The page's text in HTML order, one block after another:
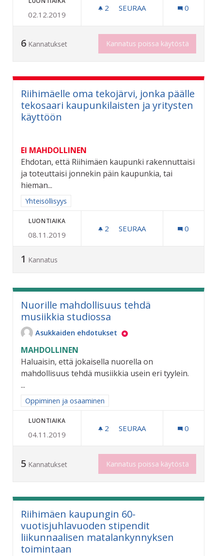
02.12.2019
2 2 SEURAAJAA
SEURAA 0
6 Kannatukset Kannatus poissa käytöstä
Riihimäelle oma tekojärvi, jonka päälle
tekosaari kaupunkilaisten ja yritysten
käyttöön
EI MAHDOLLINEN
Ehdotan, että Riihimäen kaupunki rakennuttaisi
ja toteuttaisi jonnekin päin kaupunkia, tai
hieman...
Rajaa tulokset aihepiirin mukaan: Yhteisöllisyys
Yhteisöllisyys
LUONTIAIKA
08.11.2019
2 2 SEURAAJAA
SEURAA 0
1 Kannatus
Nuorille mahdollisuus tehdä
musiikkia studiossa
Asukkaiden ehdotukset
MAHDOLLINEN
Haluaisin, että jokaisella nuorella on
mahdollisuus tehdä musiikkia usein eri tyylein.
...
Rajaa tulokset aihepiirin mukaan: Oppiminen ja osaaminen
Oppiminen ja osaaminen
LUONTIAIKA
04.11.2019
2 2 SEURAAJAA
SEURAA 0
5 Kannatukset Kannatus poissa käytöstä
Riihimäen kaupungin 60-
vuotisjuhlavuoden stipendit
liikunnaalisen matalankynnyksen
toimintaan